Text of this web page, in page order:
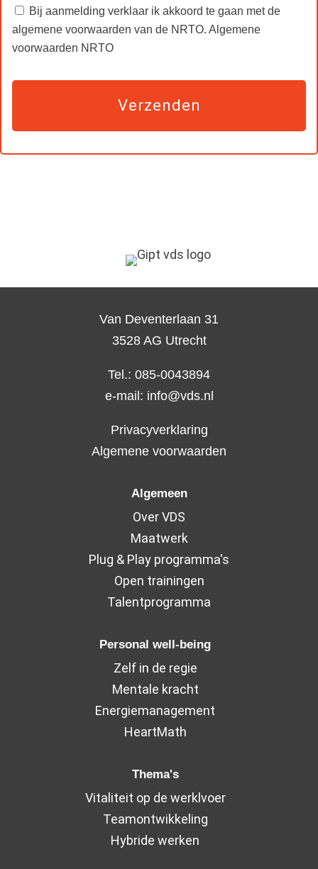
Bij aanmelding verklaar ik akkoord te gaan met de
algemene voorwaarden van de NRTO. Algemene
voorwaarden NRTO
Van Deventerlaan 31
3528 AG Utrecht
Tel.: 085-0043894
e-mail: info@vds.nl
Privacyverklaring
Algemene voorwaarden
Algemeen
Over VDS
Maatwerk
Plug & Play programma's
Open trainingen
Talentprogramma
Personal well-being
Zelf in de regie
Mentale kracht
Energiemanagement
HeartMath
Thema's
Vitaliteit op de werklvoer
Teamontwikkeling
Hybride werken